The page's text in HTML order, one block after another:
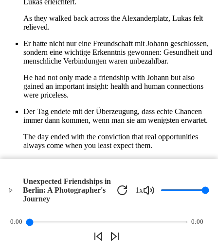
Unexpected Friendships in
Berlin: A Photographer's
Journey
1x
0:00 0:00
Lukas erleichtert.
As they walked back across the Alexanderplatz, Lukas felt
relieved.
Er hatte nicht nur eine Freundschaft mit Johann geschlossen,
sondern eine wichtige Erkenntnis gewonnen: Gesundheit und
menschliche Verbindungen waren unbezahlbar.
He had not only made a friendship with Johann but also
gained an important insight: health and human connections
were priceless.
Der Tag endete mit der Überzeugung, dass echte Chancen
immer dann kommen, wenn man sie am wenigsten erwartet.
The day ended with the conviction that real opportunities
always come when you least expect them.
And so it was that Lukas found not only photos in Berlin, but
also new friendships and perspectives.
Privacy Policy